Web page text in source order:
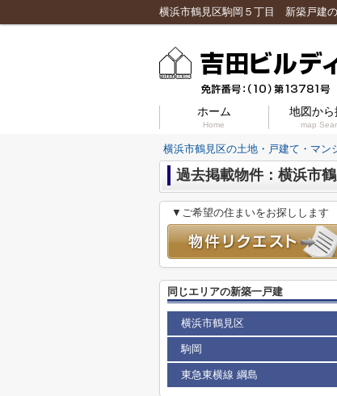
ホーム
Home
地図から
map
横浜市鶴見区の土地・戸建て・マン
過去掲載物件：横浜市
▼ご希望の住まいをお探しします
同じエリアの新築一戸建
横浜市鶴見区
駒岡
東急東横線 綱島